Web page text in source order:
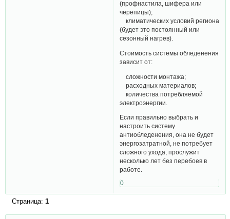
(профнастила, шифера или
черепицы);
климатических условий региона
(будет это постоянный или
сезонный нагрев).
Стоимость системы обледенения
зависит от:
сложности монтажа;
расходных материалов;
количества потребляемой
электроэнергии.
Если правильно выбрать и
настроить систему
антиобледенения, она не будет
энергозатратной, не потребует
сложного ухода, прослужит
несколько лет без перебоев в
работе.
0
Страница: 1